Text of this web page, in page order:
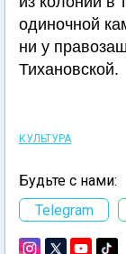
одиночной
ни у
Тихановской.
КУЛЬТУРА
Будьте с нами:
Telegram